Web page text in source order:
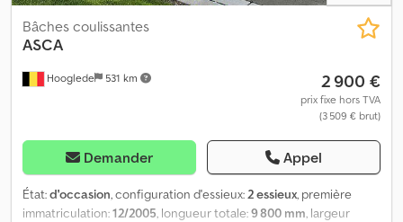
Hooglede 531 km
Bâches coulissantes
ASCA
2 900 €
prix fixe hors TVA
(3 509 € brut)
Demander Appel
État:d'occasion, configuration d'essieux:2 essieux, première
immatriculation:12/2005, longueur totale:9 800 mm, largeur